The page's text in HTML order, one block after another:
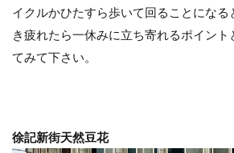
イクルかひたすら歩いて回ることにな
き疲れたら一休みに立ち寄れるポイント
てみて下さい。
徐記新街天然豆花